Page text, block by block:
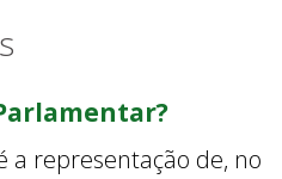
a representação de, no